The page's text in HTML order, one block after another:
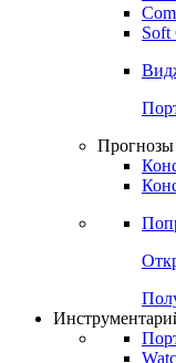
Soft
Прогнозы